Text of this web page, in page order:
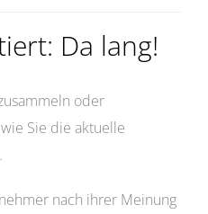
Da lang!
oder
Sie die aktuelle
nach ihrer Meinung